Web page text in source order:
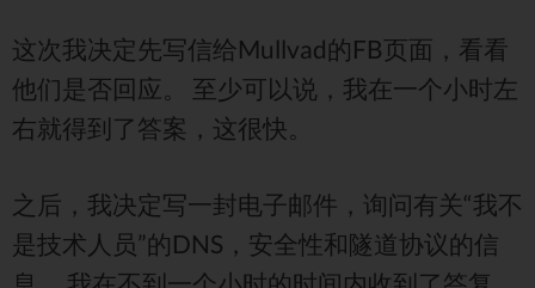
这次我决定先写信给Mullvad的FB页面，看看
他们是否回应。 至少可以说，我在一个小时左
右就得到了答案，这很快。
之后，我决定写一封电子邮件，询问有关“我不
是技术人员”的DNS，安全性和隧道协议的信